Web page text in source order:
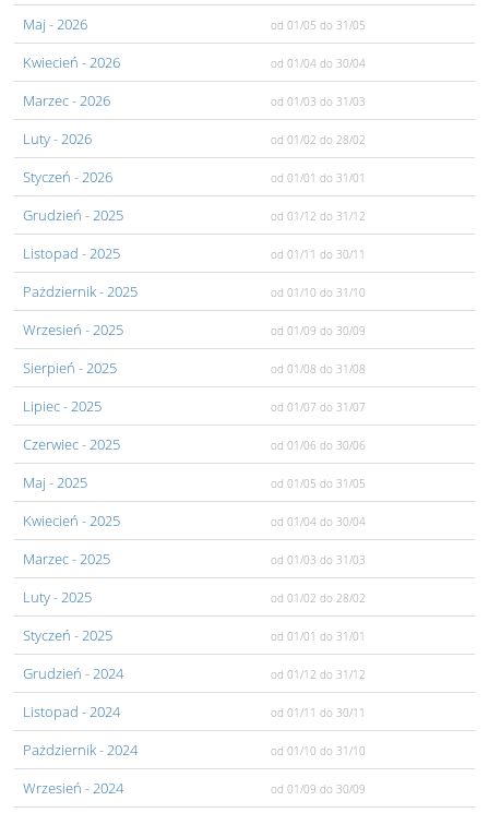
Maj - 2026 od 01/05 do 31/05
Kwiecień - 2026 od 01/04 do 30/04
Marzec- 2026 od 01/03 do 31/03
Luty- 2026 od 01/02 do 28/02
Styczeń - 2026 od 01/01 do 31/01
Grudzień - 2025 od 01/12 do 31/12
Listopad - 2025 od 01/11 do 30/11
Pażdziernik- 2025 od 01/10 do 31/10
Wrzesień - 2025 od 01/09 do 30/09
Sierpień - 2025 od 01/08 do 31/08
Lipiec- 2025 od 01/07 do 31/07
Czerwiec- 2025 od 01/06 do 30/06
Maj - 2025 od 01/05 do 31/05
Kwiecień - 2025 od 01/04 do 30/04
Marzec- 2025 od 01/03 do 31/03
Luty- 2025 od 01/02 do 28/02
Styczeń - 2025 od 01/01 do 31/01
Grudzień - 2024 od 01/12 do 31/12
Listopad - 2024 od 01/11 do 30/11
Pażdziernik- 2024 od 01/10 do 31/10
Wrzesień - 2024 od 01/09 do 30/09